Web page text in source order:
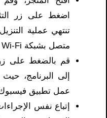
اضغط على زر
تنتهي عملية
متصل بشبكة Wi-Fi لإكمال عملية التنزيل.
قم بالضغط على
إلى البرنامج،
عمل تطبيق فيسبوك
إتباع نفس